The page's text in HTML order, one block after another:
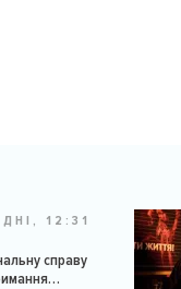
12:31
справу